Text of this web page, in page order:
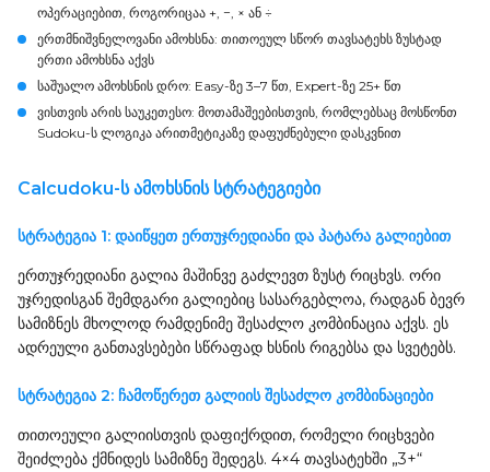
ოპერაციებით, როგორიცაა +, −, × ან ÷
ერთმნიშვნელოვანი ამოხსნა: თითოეულ სწორ თავსატეხს ზუსტად
ერთი ამოხსნა აქვს
საშუალო ამოხსნის დრო: Easy-ზე 3–7 წთ, Expert-ზე 25+ წთ
ვისთვის არის საუკეთესო: მოთამაშეებისთვის, რომლებსაც მოსწონთ
Sudoku-ს ლოგიკა არითმეტიკაზე დაფუძნებული დასკვნით
Calcudoku-ს ამოხსნის სტრატეგიები
სტრატეგია 1: დაიწყეთ ერთუჯრედიანი და პატარა გალიებით
ერთუჯრედიანი გალია მაშინვე გაძლევთ ზუსტ რიცხვს. ორი
უჯრედისგან შემდგარი გალიებიც სასარგებლოა, რადგან ბევრ
სამიზნეს მხოლოდ რამდენიმე შესაძლო კომბინაცია აქვს. ეს
ადრეული განთავსებები სწრაფად ხსნის რიგებსა და სვეტებს.
სტრატეგია 2: ჩამოწერეთ გალიის შესაძლო კომბინაციები
თითოეული გალიისთვის დაფიქრდით, რომელი რიცხვები
შეიძლება ქმნიდეს სამიზნე შედეგს. 4×4 თავსატეხში „3+“